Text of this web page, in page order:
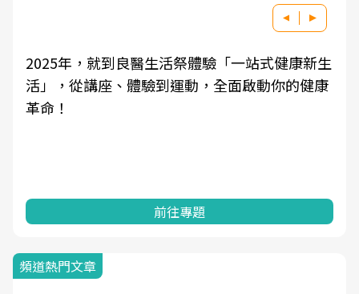
2025年，就到良醫生活祭體驗「一站式健康新生
活」，從講座、體驗到運動，全面啟動你的健康
革命！
前往專題
頻道熱門文章